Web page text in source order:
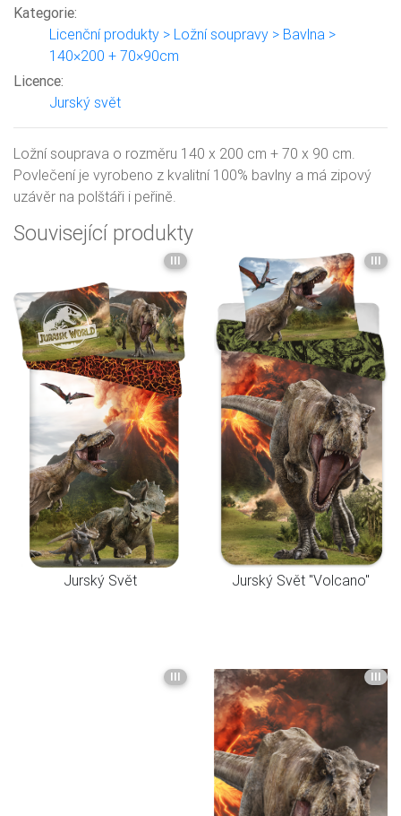
Kategorie:
Licenční produkty > Ložní soupravy > Bavlna >
140×200 + 70×90cm
Licence:
Jurský svět
Ložní souprava o rozměru 140 x 200 cm + 70 x 90 cm.
Povlečení je vyrobeno z kvalitní 100% bavlny a má zipový
uzávěr na polštáři i peřině.
Související produkty
III
Jurský Svět
III
Jurský Svět "Volcano"
III III